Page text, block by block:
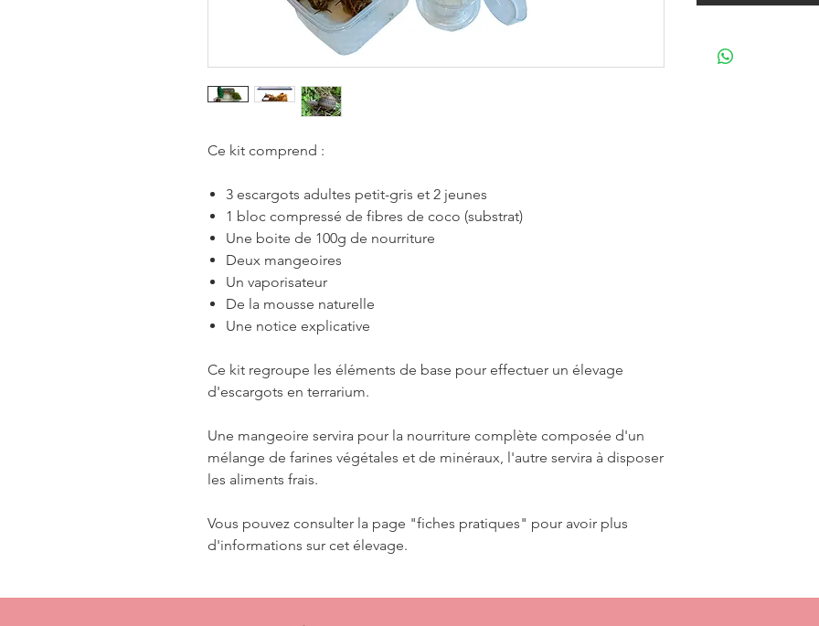
Ce kit comprend :
3 escargots adultes petit-gris et 2 jeunes
1 bloc compressé de fibres de coco (substrat)
Une boite de 100g de nourriture
Deux mangeoires
Un vaporisateur
De la mousse naturelle
Une notice explicative
Ce kit regroupe les éléments de base pour effectuer un élevage
d'escargots en terrarium.
Une mangeoire servira pour la nourriture complète composée d'un
mélange de farines végétales et de minéraux, l'autre servira à disposer
les aliments frais.
Vous pouvez consulter la page "fiches pratiques" pour avoir plus
d'informations sur cet élevage.